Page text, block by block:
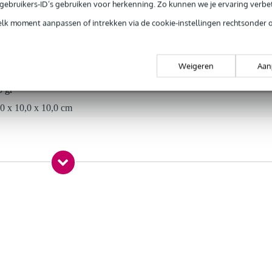
ID’s gebruiken voor herkenning. Zo kunnen we je ervaring
moment aanpassen of intrekken via de cookie-instellingen rechtsonder
Weigeren
gr
x 10,0 x 10,0 cm
op te hangen